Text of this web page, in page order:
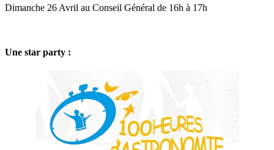
Dimanche 26 Avril au Conseil Général de 16h à 17h
Une star party :